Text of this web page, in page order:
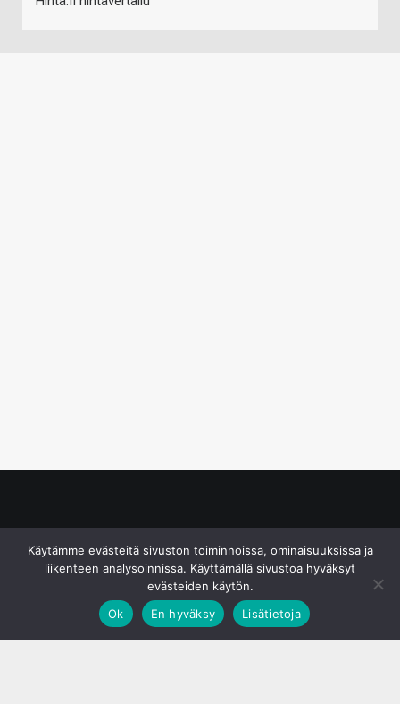
Käytämme evästeitä sivuston toiminnoissa, ominaisuuksissa ja
liikenteen analysoinnissa. Käyttämällä sivustoa hyväksyt
evästeiden käytön.
Ok
En hyväksy Lisätietoja